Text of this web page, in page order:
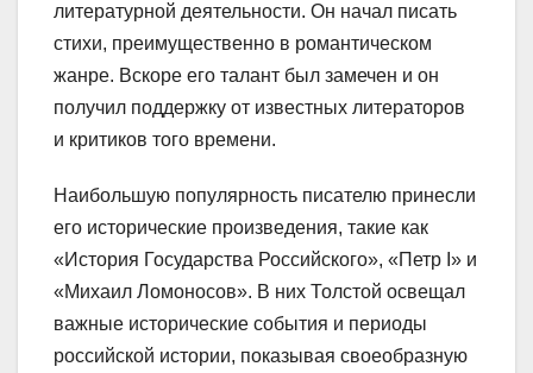
литературной деятельности. Он начал писать
стихи, преимущественно в романтическом
жанре. Вскоре его талант был замечен и он
получил поддержку от известных литераторов
и критиков того времени.
Наибольшую популярность писателю принесли
его исторические произведения, такие как
«История Государства Российского», «Петр I» и
«Михаил Ломоносов». В них Толстой освещал
важные исторические события и периоды
российской истории, показывая своеобразную